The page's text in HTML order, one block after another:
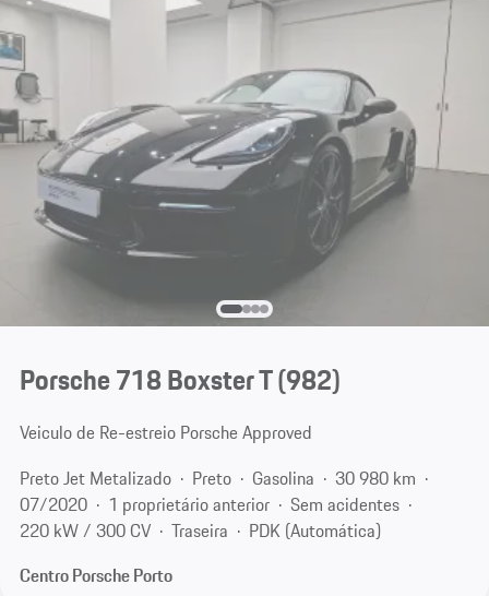
Porsche 718 Boxster T(982)
Veiculo de Re-estreio Porsche Approved
Preto Jet Metalizado
Preto Gasolina
30 980 km
07/2020
1 proprietário anterior
Sem acidentes
220 kW / 300 CV
Traseira
PDK (Automática)
Centro Porsche Porto